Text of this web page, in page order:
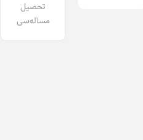
تحصیل
مساله‌سی